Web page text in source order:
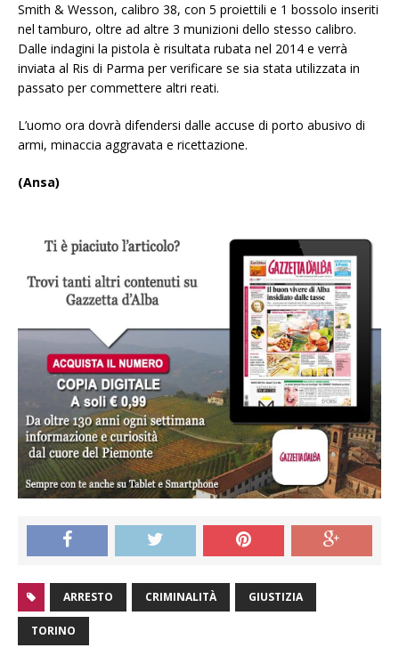
Smith & Wesson, calibro 38, con 5 proiettili e 1 bossolo inseriti
nel tamburo, oltre ad altre 3 munizioni dello stesso calibro.
Dalle indagini la pistola è risultata rubata nel 2014 e verrà
inviata al Ris di Parma per verificare se sia stata utilizzata in
passato per commettere altri reati.
L’uomo ora dovrà difendersi dalle accuse di porto abusivo di
armi, minaccia aggravata e ricettazione.
(Ansa)
ARRESTO CRIMINALITÀ GIUSTIZIA
TORINO